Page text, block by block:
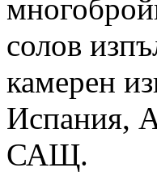
солов
камерен
Испания,
САЩ.